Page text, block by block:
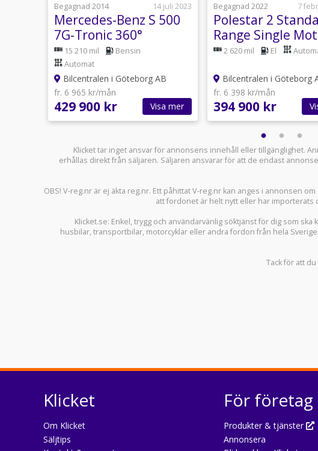
Begagnad 2014
14 juli 2023
Mercedes-Benz S 500
7G-Tronic 360°
Massage GPS
Panorama
15 210 mil
Bensin
Automat
Bilcentralen i Göteborg AB
fr. 6 965 kr/mån
429 900 kr Visa mer
Begagnad 2022
7
Polestar 2
Range Single
Drag
2 620 mil El
Bilcentralen i Göteborg
fr. 6 398 kr/mån
394 900 kr
Klicket tar inget ansvar för annonsens innehåll eller tillgänglighet.
erhållas direkt från säljaren. Säljaren ansvarar för att de endast
OBS! V-reg.nr är ej äkta reg.nr. Ett påhittat V-reg.nr kan anges i annonsen
att fordonet är helt nytt eller har importerats
Klicket.se: Enkel, trygg och användarvänlig söktjänst för dig som ska
husbilar,transportbilar, motorcyklar eller andra fordon från hela
Tack för att
Klicket
Om Klicket
Säljtips
För företag
Produkter & tjänster
Annonsera